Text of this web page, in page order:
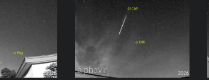
alphavir